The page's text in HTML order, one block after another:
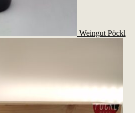
Weingut Pöckl